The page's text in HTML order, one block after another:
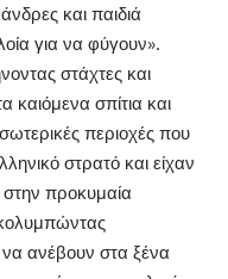
και παιδιά
για να φύγουν».
στάχτες και
καιόμενα σπίτια και
περιοχές που
στρατό και είχαν
προκυμαία
ανέβουν στα ξένα